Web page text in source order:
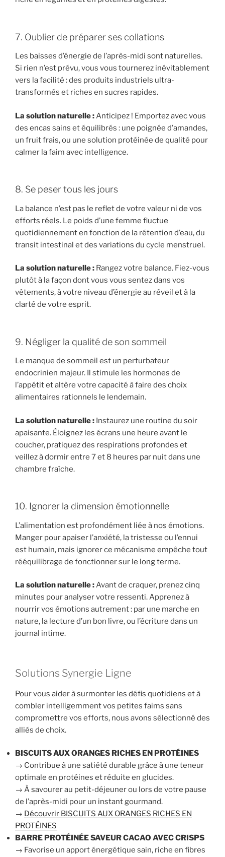
7. Oublier de préparer ses collations
Les baisses d’énergie de l’après-midi sont naturelles.
Si rien n’est prévu, vous vous tournerez inévitablement
vers la facilité : des produits industriels ultra-
transformés et riches en sucres rapides.
La solution naturelle :Anticipez ! Emportez avec vous
des encas sains et équilibrés : une poignée d’amandes,
un fruit frais, ou une solution protéinée de qualité pour
calmer la faim avec intelligence.
8. Se peser tous les jours
La balance n’est pas le reflet de votre valeur ni de vos
efforts réels. Le poids d’une femme fluctue
quotidiennement en fonction de la rétention d’eau, du
transit intestinal et des variations du cycle menstruel.
La solution naturelle : Rangez votre balance. Fiez-vous
plutôt à la façon dont vous vous sentez dans vos
vêtements, à votre niveau d’énergie au réveil et à la
clarté de votre esprit.
9. Négliger la qualité de son sommeil
Le manque de sommeil est un perturbateur
endocrinien majeur. Il stimule les hormones de
l’appétit et altère votre capacité à faire des choix
alimentaires rationnels le lendemain.
La solution naturelle : Instaurez une routine du soir
apaisante. Éloignez les écrans une heure avant le
coucher, pratiquez des respirations profondes et
veillez à dormir entre 7 et 8 heures par nuit dans une
chambre fraîche.
10. Ignorer la dimension émotionnelle
L’alimentation est profondément liée à nos émotions.
Manger pour apaiser l’anxiété, la tristesse ou l’ennui
est humain, mais ignorer ce mécanisme empêche tout
rééquilibrage de fonctionner sur le long terme.
La solution naturelle :Avant de craquer, prenez cinq
minutes pour analyser votre ressenti. Apprenez à
nourrir vos émotions autrement : par une marche en
nature, la lecture d’un bon livre, ou l’écriture dans un
journal intime.
Solutions Synergie Ligne
Pour vous aider à surmonter les défis quotidiens et à
combler intelligemment vos petites faims sans
compromettre vos efforts, nous avons sélectionné des
alliés de choix.
BISCUITS AUX ORANGES RICHES EN PROTÉINES
→ Contribue à une satiété durable grâce à une teneur
optimale en protéines et réduite en glucides.
→ À savourer au petit-déjeuner ou lors de votre pause
de l’après-midi pour un instant gourmand.
→ Découvrir BISCUITS AUX ORANGES RICHES EN
PROTÉINES
BARRE PROTÉINÉE SAVEUR CACAO AVEC CRISPS
→ Favorise un apport énergétique sain, riche en fibres